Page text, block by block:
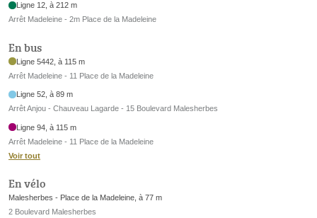
Ligne 12, à 212 m
Arrêt Madeleine - 2m Place de la Madeleine
En bus
Ligne 5442, à 115 m
Arrêt Madeleine - 11 Place de la Madeleine
Ligne 52, à 89 m
Arrêt Anjou - Chauveau Lagarde - 15 Boulevard Malesherbes
Ligne 94, à 115 m
Arrêt Madeleine - 11 Place de la Madeleine
Voir tout
En vélo
Malesherbes - Place de la Madeleine, à 77 m
2 Boulevard Malesherbes